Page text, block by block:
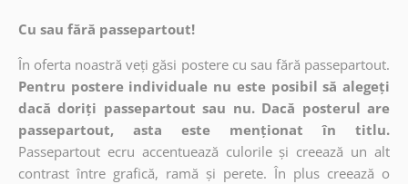
Cu sau fără passepartout!
În oferta noastră veți găsi postere cu sau fără passepartout.
Pentru postere individuale nu este posibil să alegeți
dacă doriți passepartout sau nu. Dacă posterul are
passepartout, asta este menționat în titlu.
Passepartout ecru accentuează culorile și creează un alt
contrast între grafică, ramă și perete. În plus creează o